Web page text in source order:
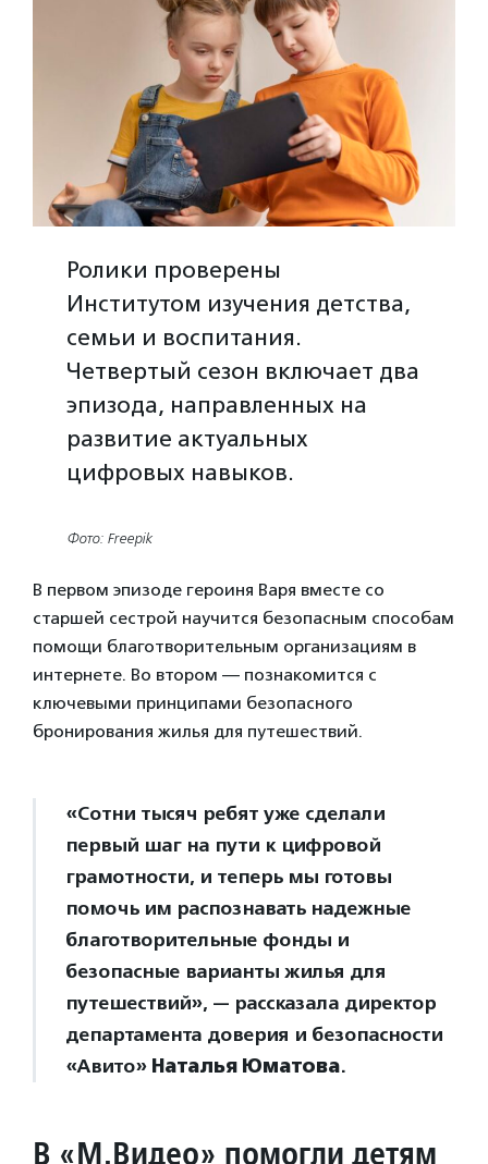
Ролики проверены
Институтом изучения детства,
семьи и воспитания.
Четвертый сезон включает два
эпизода, направленных на
развитие актуальных
цифровых навыков.
Фото: Freepik
В первом эпизоде героиня Варя вместе со
старшей сестрой научится безопасным способам
помощи благотворительным организациям в
интернете. Во втором — познакомится с
ключевыми принципами безопасного
бронирования жилья для путешествий.
«Сотни тысяч ребят уже сделали
первый шаг на пути к цифровой
грамотности, и теперь мы готовы
помочь им распознавать надежные
благотворительные фонды и
безопасные варианты жилья для
путешествий», — рассказала директор
департамента доверия и безопасности
«Авито» Наталья Юматова.
В «М.Видео» помогли детям